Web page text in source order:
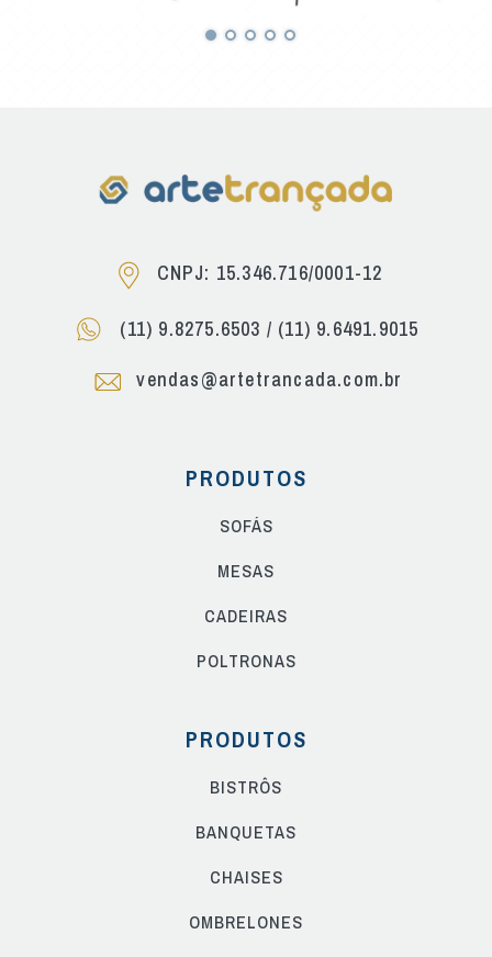
CNPJ: 15.346.716/0001-12
(11) 9.8275.6503 / (11) 9.6491.9015
vendas@artetrancada.com.br
PRODUTOS
SOFÁS
MESAS
CADEIRAS
POLTRONAS
PRODUTOS
BISTRÔS
BANQUETAS
CHAISES
OMBRELONES